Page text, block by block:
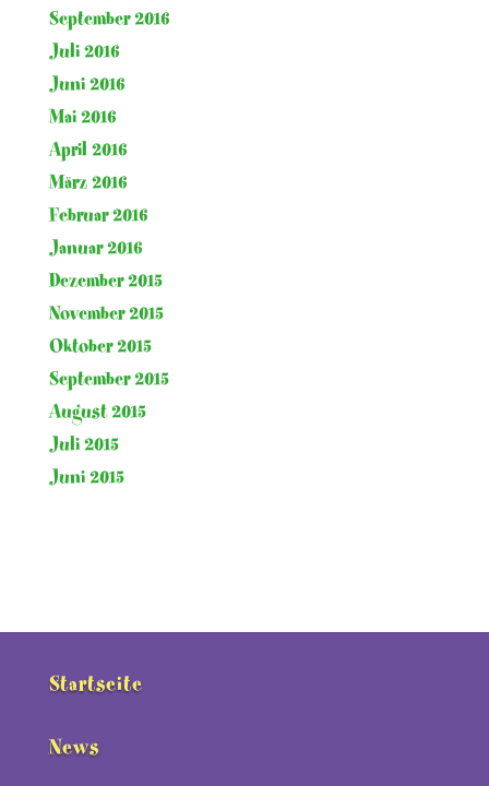
September 2016
Juli 2016
Juni 2016
Mai 2016
April 2016
März 2016
Februar 2016
Januar 2016
Dezember 2015
November 2015
Oktober 2015
September 2015
August 2015
Juli 2015
Juni 2015
Startseite
News